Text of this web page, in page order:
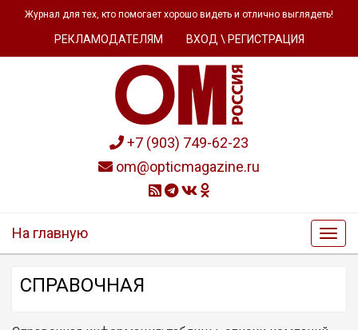
Журнал для тех, кто помогает хорошо видеть и отлично выглядеть!
РЕКЛАМОДАТЕЛЯМ ВХОД \ РЕГИСТРАЦИЯ
+7 (903) 749-62-23
om@opticmagazine.ru
На главную
СПРАВОЧНАЯ